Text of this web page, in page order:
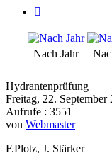
Nach Jahr
Hydrantenprüfung
Freitag, 22.
Aufrufe : 3551
von Webmaster
F.Plotz, J. Stärker